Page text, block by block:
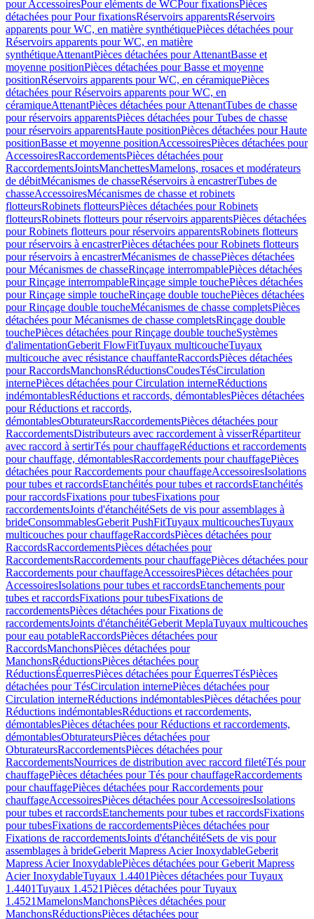
pour AccessoiresPour eléments de WCPour fixationsPièces
détachées pour Pour fixationsRéservoirs apparentsRéservoirs
apparents pour WC, en matière synthétiquePièces détachées pour
Réservoirs apparents pour WC, en matière
synthétiqueAttenantPièces détachées pour AttenantBasse et
moyenne positionPièces détachées pour Basse et moyenne
positionRéservoirs apparents pour WC, en céramiquePièces
détachées pour Réservoirs apparents pour WC, en
céramiqueAttenantPièces détachées pour AttenantTubes de chasse
pour réservoirs apparentsPièces détachées pour Tubes de chasse
pour réservoirs apparentsHaute positionPièces détachées pour Haute
positionBasse et moyenne positionAccessoiresPièces détachées pour
AccessoiresRaccordementsPièces détachées pour
RaccordementsJointsManchettesMamelons, rosaces et modérateurs
de débitMécanismes de chasseRéservoirs à encastrerTubes de
chasseAccessoiresMécanismes de chasse et robinets
flotteursRobinets flotteursPièces détachées pour Robinets
flotteursRobinets flotteurs pour réservoirs apparentsPièces détachées
pour Robinets flotteurs pour réservoirs apparentsRobinets flotteurs
pour réservoirs à encastrerPièces détachées pour Robinets flotteurs
pour réservoirs à encastrerMécanismes de chassePièces détachées
pour Mécanismes de chasseRinçage interrompablePièces détachées
pour Rinçage interrompableRinçage simple touchePièces détachées
pour Rinçage simple toucheRinçage double touchePièces détachées
pour Rinçage double toucheMécanismes de chasse completsPièces
détachées pour Mécanismes de chasse completsRinçage double
touchePièces détachées pour Rinçage double toucheSystèmes
d'alimentationGeberit FlowFitTuyaux multicoucheTuyaux
multicouche avec résistance chauffanteRaccordsPièces détachées
pour RaccordsManchonsRéductionsCoudesTésCirculation
internePièces détachées pour Circulation interneRéductions
indémontablesRéductions et raccords, démontablesPièces détachées
pour Réductions et raccords,
démontablesObturateursRaccordementsPièces détachées pour
RaccordementsDistributeurs avec raccordement à visserRépartiteur
avec raccord à sertirTés pour chauffageRéductions et raccordements
pour chauffage, démontablesRaccordements pour chauffagePièces
détachées pour Raccordements pour chauffageAccessoiresIsolations
pour tubes et raccordsEtanchéités pour tubes et raccordsEtanchéités
pour raccordsFixations pour tubesFixations pour
raccordementsJoints d'étanchéitéSets de vis pour assemblages à
brideConsommablesGeberit PushFitTuyaux multicouchesTuyaux
multicouches pour chauffageRaccordsPièces détachées pour
RaccordsRaccordementsPièces détachées pour
RaccordementsRaccordements pour chauffagePièces détachées pour
Raccordements pour chauffageAccessoiresPièces détachées pour
AccessoiresIsolations pour tubes et raccordsEtanchements pour
tubes et raccordsFixations pour tubesFixations de
raccordementsPièces détachées pour Fixations de
raccordementsJoints d'étanchéitéGeberit MeplaTuyaux multicouches
pour eau potableRaccordsPièces détachées pour
RaccordsManchonsPièces détachées pour
ManchonsRéductionsPièces détachées pour
RéductionsÉquerresPièces détachées pour ÉquerresTésPièces
détachées pour TésCirculation internePièces détachées pour
Circulation interneRéductions indémontablesPièces détachées pour
Réductions indémontablesRéductions et raccordements,
démontablesPièces détachées pour Réductions et raccordements,
démontablesObturateursPièces détachées pour
ObturateursRaccordementsPièces détachées pour
RaccordementsNourrices de distribution avec raccord filetéTés pour
chauffagePièces détachées pour Tés pour chauffageRaccordements
pour chauffagePièces détachées pour Raccordements pour
chauffageAccessoiresPièces détachées pour AccessoiresIsolations
pour tubes et raccordsEtanchements pour tubes et raccordsFixations
pour tubesFixations de raccordementsPièces détachées pour
Fixations de raccordementsJoints d'étanchéitéSets de vis pour
assemblages à brideGeberit Mapress Acier InoxydableGeberit
Mapress Acier InoxydablePièces détachées pour Geberit Mapress
Acier InoxydableTuyaux 1.4401Pièces détachées pour Tuyaux
1.4401Tuyaux 1.4521Pièces détachées pour Tuyaux
1.4521MamelonsManchonsPièces détachées pour
ManchonsRéductionsPièces détachées pour